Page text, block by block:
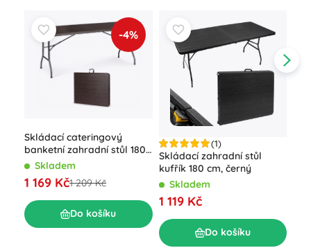
-4%
Skládací cateringový
banketní zahradní stůl 180
cm, hnědý MODERNHOME
Skladem
1 169 Kč1 209 Kč
Do košíku
(1)
Skládací zahradní stůl
kufřík 180 cm, černý
Skladem
1 119 Kč
Do košíku